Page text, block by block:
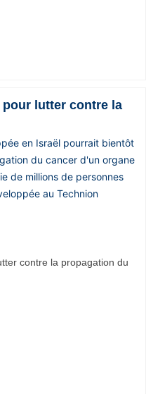
lutter contre la
en Israël pourrait bientôt
du cancer d'un organe
de millions de personnes
au Technion